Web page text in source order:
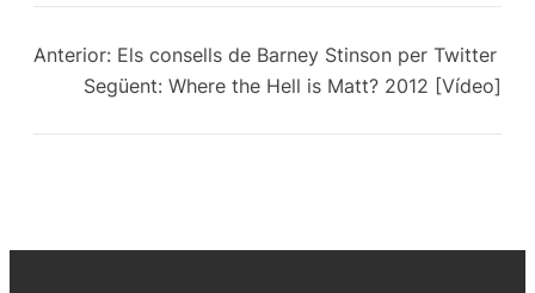
Anterior: Els consells de Barney Stinson per Twitter
Següent: Where the Hell is Matt? 2012 [Vídeo]